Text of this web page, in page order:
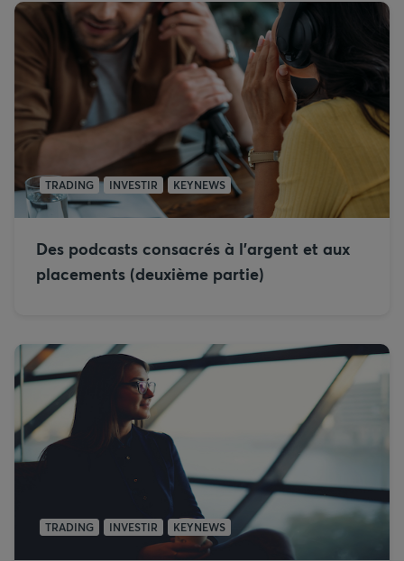
TRADING INVESTIR KEYNEWS
Des podcasts consacrés à l’argent et aux
placements (deuxième partie)
TRADING INVESTIR KEYNEWS